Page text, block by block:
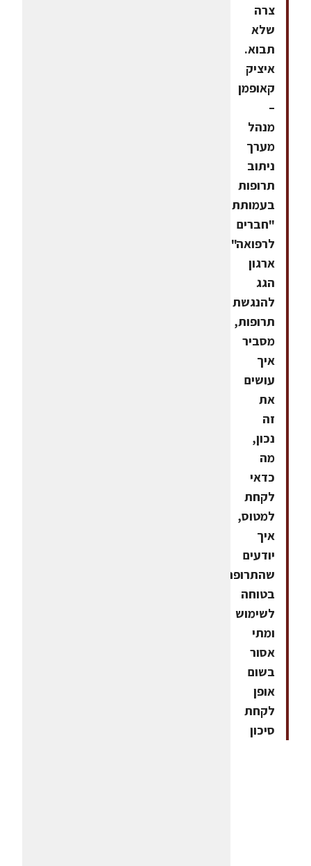
צרה
שלא
תבוא.
איציק
קאופמן
–
מנהל
מערך
ניתוב
תרופות
בעמותת
"חברים
לרפואה",
ארגון
הגג
להנגשת
תרופות,
מסביר
איך
עושים
את
זה
נכון,
מה
כדאי
לקחת
למטוס,
איך
יודעים
שהתרופה
בטוחה
לשימוש
ומתי
אסור
בשום
אופן
לקחת
סיכון